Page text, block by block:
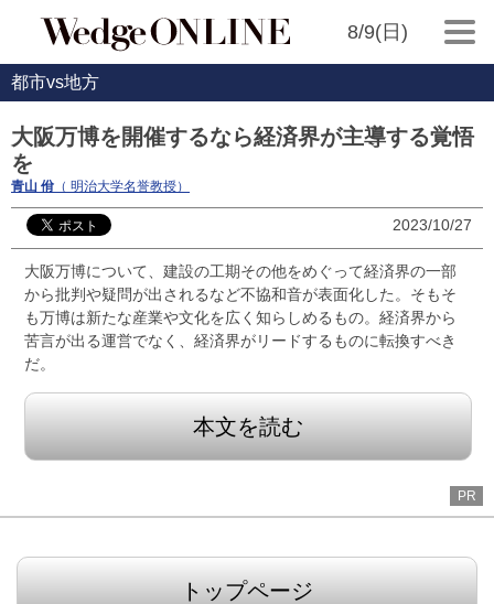
8/9(日)
都市vs地方
大阪万博を開催するなら経済界が主導する覚悟
を
青山 佾 （ 明治大学名誉教授）
2023/10/27
大阪万博について、建設の工期その他をめぐって経済界の一部
から批判や疑問が出されるなど不協和音が表面化した。そもそ
も万博は新たな産業や文化を広く知らしめるもの。経済界から
苦言が出る運営でなく、経済界がリードするものに転換すべき
だ。
本文を読む
PR
トップページ